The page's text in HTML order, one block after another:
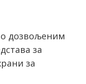
дозвољеним
за
за